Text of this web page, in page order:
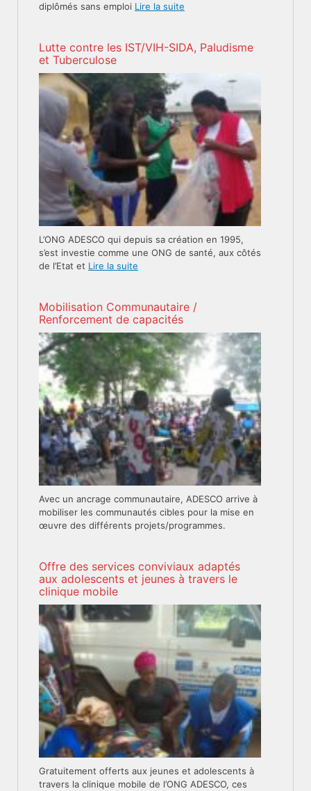
diplômés sans emploi Lire la suite
Lutte contre les IST/VIH-SIDA, Paludisme
et Tuberculose
L’ONG ADESCO qui depuis sa création en 1995,
s’est investie comme une ONG de santé, aux côtés
de l’Etat et Lire la suite
Mobilisation Communautaire /
Renforcement de capacités
Avec un ancrage communautaire, ADESCO arrive à
mobiliser les communautés cibles pour la mise en
œuvre des différents projets/programmes.
Offre des services conviviaux adaptés
aux adolescents et jeunes à travers le
clinique mobile
Gratuitement offerts aux jeunes et adolescents à
travers la clinique mobile de l’ONG ADESCO, ces